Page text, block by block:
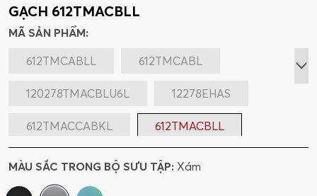
GẠCH 612TMACBLL
MÃ SẢN PHẨM:
612TMCABLL
612TMCABL
120278TMACBLU6L 12278EHAS
612TMACCABKL 612TMACBLL
612TMACVEL
MÀU SẮC TRONG BỘ SƯU TẬP: Xám